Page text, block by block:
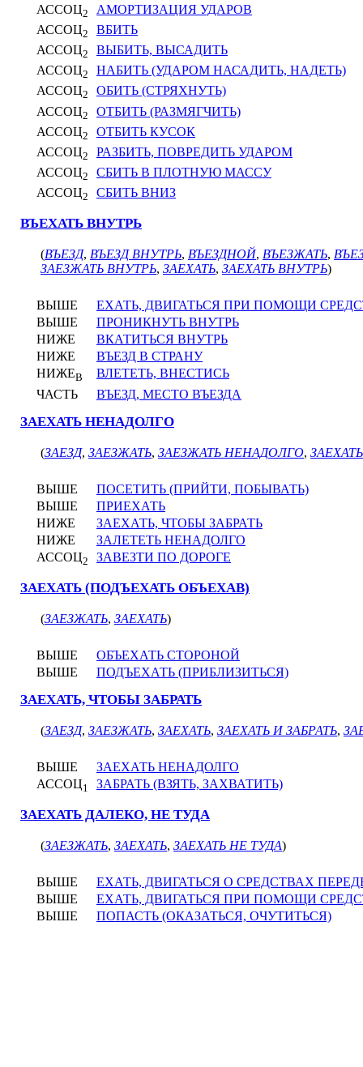
АССОЦ2
АМОРТИЗАЦИЯ УДАРОВ
АССОЦ2
ВБИТЬ
АССОЦ2
ВЫБИТЬ, ВЫСАДИТЬ
АССОЦ2
НАБИТЬ (УДАРОМ НАСАДИТЬ, НАДЕТЬ)
АССОЦ2
ОБИТЬ (СТРЯХНУТЬ)
АССОЦ2
ОТБИТЬ (РАЗМЯГЧИТЬ)
АССОЦ2
ОТБИТЬ КУСОК
АССОЦ2
РАЗБИТЬ, ПОВРЕДИТЬ УДАРОМ
АССОЦ2
СБИТЬ В ПЛОТНУЮ МАССУ
АССОЦ2 СБИТЬ ВНИЗ
ВЪЕХАТЬ ВНУТРЬ
(ВЪЕЗД, ВЪЕЗД ВНУТРЬ, ВЪЕЗДНОЙ, ВЪЕЗЖАТЬ,
ЗАЕЗЖАТЬ ВНУТРЬ, ЗАЕХАТЬ, ЗАЕХАТЬ ВНУТРЬ)
ВЫШЕ
ЕХАТЬ, ДВИГАТЬСЯ ПРИ ПОМОЩИ
ВЫШЕ
ПРОНИКНУТЬ ВНУТРЬ
НИЖЕ
ВКАТИТЬСЯ ВНУТРЬ
НИЖЕ
ВЪЕЗД В СТРАНУ
НИЖЕВ
ВЛЕТЕТЬ, ВНЕСТИСЬ
ЧАСТЬ
ВЪЕЗД, МЕСТО ВЪЕЗДА
ЗАЕХАТЬ НЕНАДОЛГО
(ЗАЕЗД, ЗАЕЗЖАТЬ, ЗАЕЗЖАТЬ НЕНАДОЛГО, ЗАЕХАТЬ
ВЫШЕ
ПОСЕТИТЬ (ПРИЙТИ, ПОБЫВАТЬ)
ВЫШЕ
ПРИЕХАТЬ
НИЖЕ
ЗАЕХАТЬ, ЧТОБЫ ЗАБРАТЬ
НИЖЕ
ЗАЛЕТЕТЬ НЕНАДОЛГО
АССОЦ2 ЗАВЕЗТИ ПО ДОРОГЕ
ЗАЕХАТЬ (ПОДЪЕХАТЬ ОБЪЕХАВ)
(ЗАЕЗЖАТЬ, ЗАЕХАТЬ)
ВЫШЕ
ОБЪЕХАТЬ СТОРОНОЙ
ВЫШЕ
ПОДЪЕХАТЬ (ПРИБЛИЗИТЬСЯ)
ЗАЕХАТЬ, ЧТОБЫ ЗАБРАТЬ
(ЗАЕЗД, ЗАЕЗЖАТЬ, ЗАЕХАТЬ, ЗАЕХАТЬ И ЗАБРАТЬ,
ВЫШЕ
ЗАЕХАТЬ НЕНАДОЛГО
АССОЦ1 ЗАБРАТЬ (ВЗЯТЬ, ЗАХВАТИТЬ)
ЗАЕХАТЬ ДАЛЕКО, НЕ ТУДА
(ЗАЕЗЖАТЬ, ЗАЕХАТЬ, ЗАЕХАТЬ НЕ ТУДА)
ВЫШЕ
ЕХАТЬ, ДВИГАТЬСЯ О СРЕДСТВАХ
ВЫШЕ
ЕХАТЬ, ДВИГАТЬСЯ ПРИ ПОМОЩИ
ВЫШЕ
ПОПАСТЬ (ОКАЗАТЬСЯ, ОЧУТИТЬСЯ)